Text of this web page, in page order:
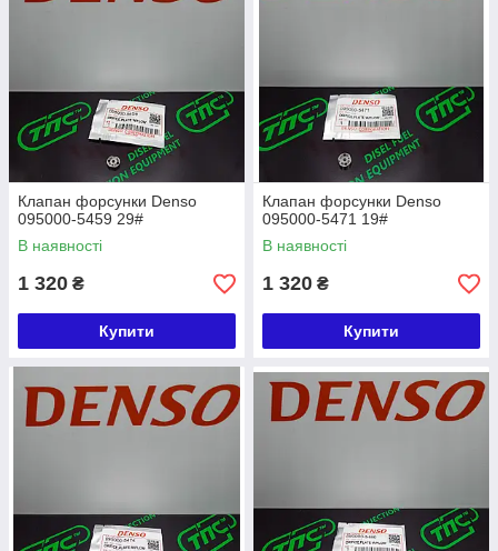
Клапан форсунки Denso
095000-5459 29#
В наявності
1 320 ₴
Купити
Клапан форсунки Denso
095000-5471 19#
В наявності
1 320 ₴
Купити